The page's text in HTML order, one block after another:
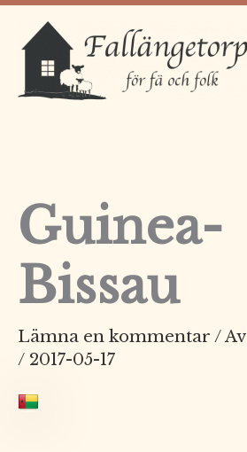
Hoppa
innehåll
Guinea-
Bissau
Lämna en kommentar / Av
/ 2017-05-17